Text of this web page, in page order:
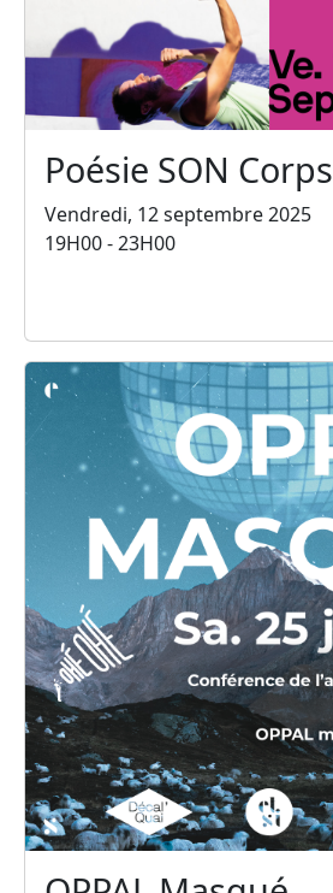
Poésie SON Corps
Vendredi, 12 septembre 2025
19H00 - 23H00